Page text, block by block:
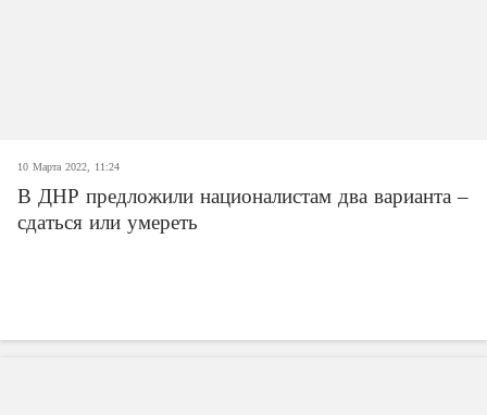
10 Марта 2022, 11:24
В ДНР предложили националистам два варианта –
сдаться или умереть